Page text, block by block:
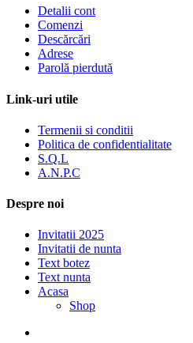
Detalii cont
Comenzi
Descărcări
Adrese
Parolă pierdută
Link-uri utile
Termenii si conditii
Politica de confidentialitate
S.Q.L
A.N.P.C
Despre noi
Invitatii 2025
Invitatii de nunta
Text botez
Text nunta
Acasa
Shop